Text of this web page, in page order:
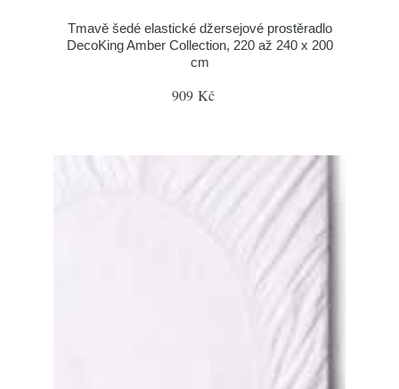
Tmavě šedé elastické džersejové prostěradlo
DecoKing Amber Collection, 220 až 240 x 200
cm
909 Kč